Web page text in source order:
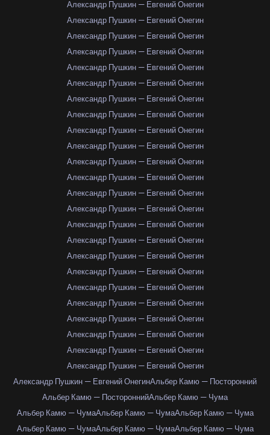
Александр Пушкин — Евгений Онегин
Александр Пушкин — Евгений Онегин
Александр Пушкин — Евгений Онегин
Александр Пушкин — Евгений Онегин
Александр Пушкин — Евгений Онегин
Александр Пушкин — Евгений Онегин
Александр Пушкин — Евгений Онегин
Александр Пушкин — Евгений Онегин
Александр Пушкин — Евгений Онегин
Александр Пушкин — Евгений Онегин
Александр Пушкин — Евгений Онегин
Александр Пушкин — Евгений Онегин
Александр Пушкин — Евгений Онегин
Александр Пушкин — Евгений Онегин
Александр Пушкин — Евгений Онегин
Александр Пушкин — Евгений Онегин
Александр Пушкин — Евгений Онегин
Александр Пушкин — Евгений Онегин
Александр Пушкин — Евгений Онегин
Александр Пушкин — Евгений Онегин
Александр Пушкин — Евгений Онегин
Александр Пушкин — Евгений Онегин
Александр Пушкин — Евгений Онегин
Александр Пушкин — Евгений Онегин
Александр Пушкин — Евгений ОнегинАльбер Камю — Посторонний
Альбер Камю — ПостороннийАльбер Камю — Чума
Альбер Камю — ЧумаАльбер Камю — ЧумаАльбер Камю — Чума
Альбер Камю — ЧумаАльбер Камю — ЧумаАльбер Камю — Чума